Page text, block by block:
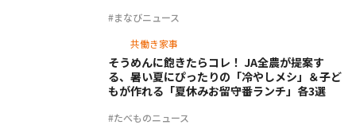
#まなびニュース
共働き家事
#たべものニュース
そうめんに飽きたらコレ！ JA全農が提案す
る、暑い夏にぴったりの「冷やしメシ」＆子ど
もが作れる「夏休みお留守番ランチ」各3選